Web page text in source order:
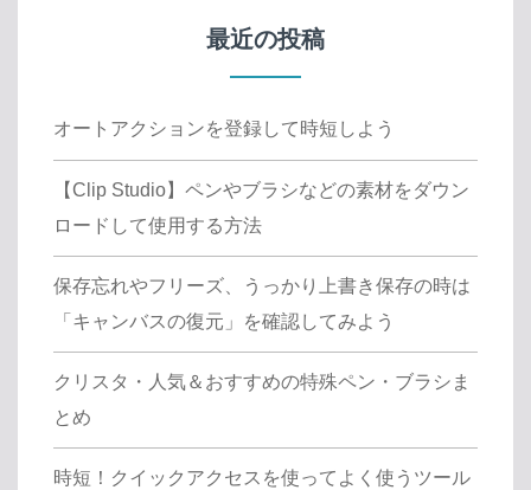
最近の投稿
オートアクションを登録して時短しよう
【Clip Studio】ペンやブラシなどの素材をダウン
ロードして使用する方法
保存忘れやフリーズ、うっかり上書き保存の時は
「キャンバスの復元」を確認してみよう
クリスタ・人気＆おすすめの特殊ペン・ブラシま
とめ
時短！クイックアクセスを使ってよく使うツール